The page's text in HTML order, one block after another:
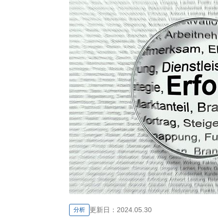
分析 更新日： 2024.05.30